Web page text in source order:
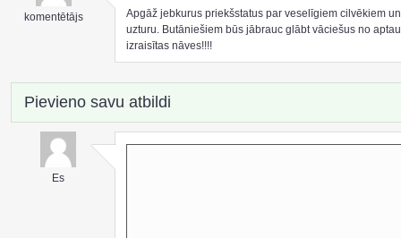
komentētājs
Apgāž jebkurus priekšstatus par veselīgiem cilvēkiem
uzturu. Butāniešiem būs jābrauc glābt vāciešus no
izraisītas nāves!!!!
Pievieno savu atbildi
Es